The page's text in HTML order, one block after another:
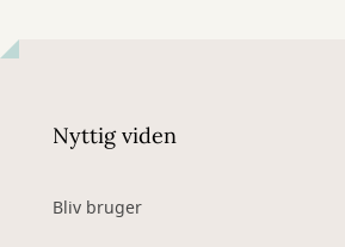
Nyttig viden
Bliv bruger